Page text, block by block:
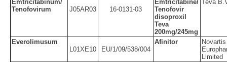
Emtricitabinum/
Tenofovirum
J05AR03 16-0131-03
Emtricitabine/
Tenofovir
disoproxil
Teva
200mg/245mg
Teva
Everolimusum
L01XE10
EU/1/09/538/004
Afinitor
Novartis
Limited